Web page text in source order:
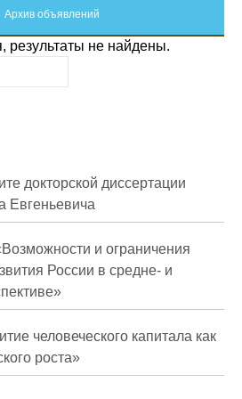
коррупции
СМИ
Архив объявлений
результаты не найдены.
докторской диссертации
Евгеньевича
и ограничения
России в средне- и
человеческого капитала как
роста»